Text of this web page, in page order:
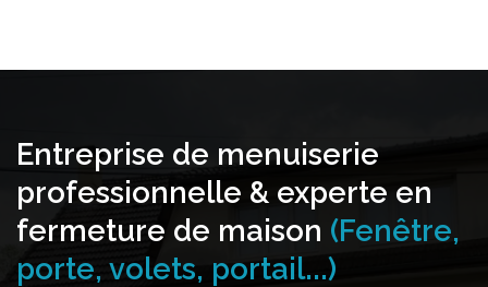
Entreprise de menuiserie
professionnelle & experte en
fermeture de maison (Fenêtre,
porte, volets, portail...)